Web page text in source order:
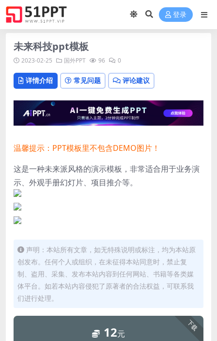
登录
未来科技ppt模板
2023-02-25 国外PPT 96 0
详情介绍 常见问题 评论建议
温馨提示：PPT模板里不包含DEMO图片！
这是一种未来派风格的演示模板，非常适合用于业务演
示、外观手册幻灯片、项目推介等。
声明：本站所有文章，如无特殊说明或标注，均为本站原
创发布。任何个人或组织，在未征得本站同意时，禁止复
制、盗用、采集、发布本站内容到任何网站、书籍等各类媒
体平台。如若本站内容侵犯了原著者的合法权益，可联系我
们进行处理。
下载
12元